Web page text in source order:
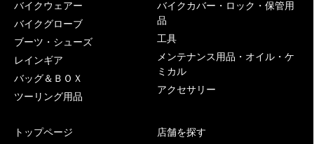
バイクウェアー
バイクグローブ
ブーツ・シューズ
レインギア
バッグ＆ＢＯＸ
ツーリング用品
バイクカバー・ロック・保管用
品
工具
メンテナンス用品・オイル・ケ
ミカル
アクセサリー
トップページ
店舗を探す